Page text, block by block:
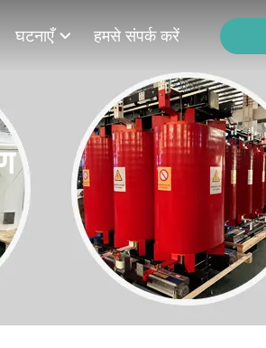
घटनाएँ हमसे संपर्क करें